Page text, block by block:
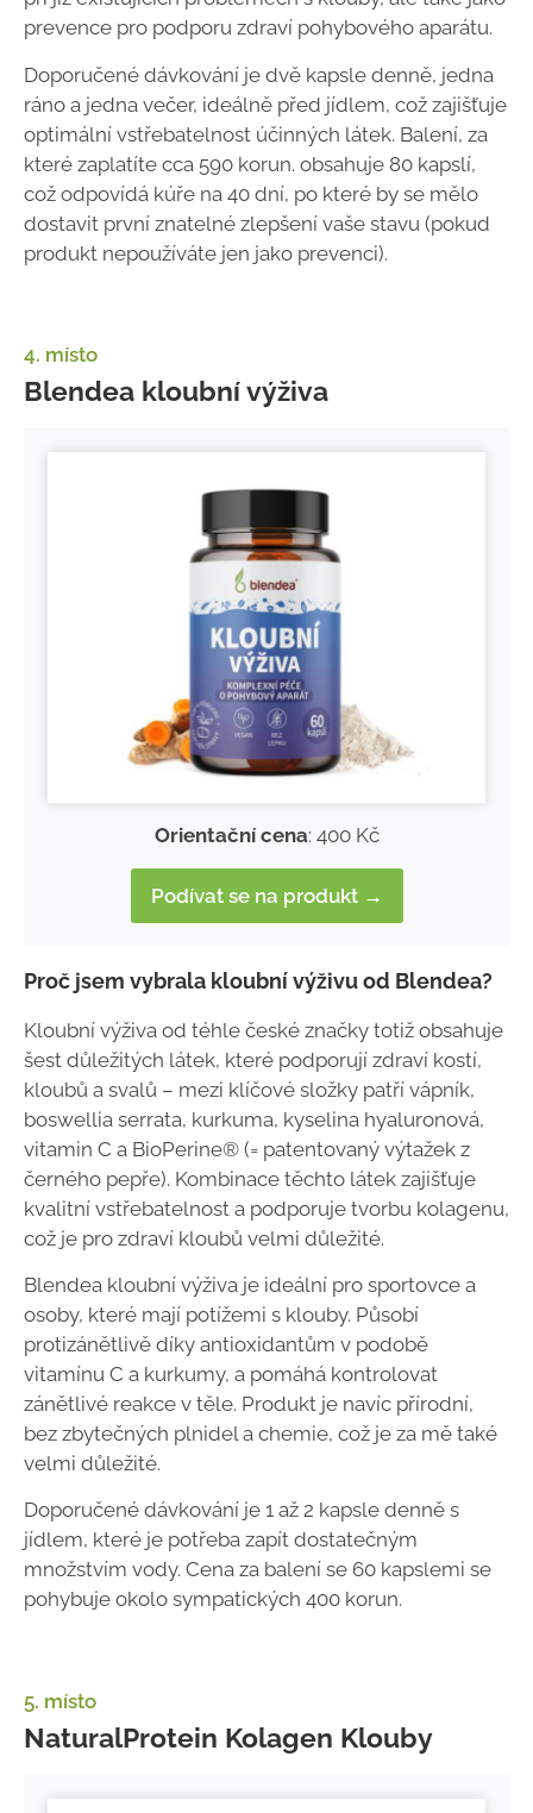
prevence pro podporu zdraví pohybového aparátu.
Doporučené dávkování je dvě kapsle denně, jedna
ráno a jedna večer, ideálně před jídlem, což zajišťuje
optimální vstřebatelnost účinných látek. Balení, za
které zaplatíte cca 590 korun. obsahuje 80 kapslí,
což odpovídá kúře na 40 dní, po které by se mělo
dostavit první znatelné zlepšení vaše stavu (pokud
produkt nepoužíváte jen jako prevenci).
4. místo
Blendea kloubní výživa
Orientační cena: 400 Kč
Podívat se na produkt →
Proč jsem vybrala kloubní výživu od Blendea?
Kloubní výživa od téhle české značky totiž obsahuje
šest důležitých látek, které podporují zdraví kostí,
kloubů a svalů – mezi klíčové složky patří vápník,
boswellia serrata, kurkuma, kyselina hyaluronová,
vitamin C a BioPerine® (= patentovaný výtažek z
černého pepře). Kombinace těchto látek zajišťuje
kvalitní vstřebatelnost a podporuje tvorbu kolagenu,
což je pro zdraví kloubů velmi důležité.
Blendea kloubní výživa je ideální pro sportovce a
osoby, které mají potížemi s klouby. Působí
protizánětlivě díky antioxidantům v podobě
vitamínu C a kurkumy, a pomáhá kontrolovat
zánětlivé reakce v těle. Produkt je navíc přírodní,
bez zbytečných plnidel a chemie, což je za mě také
velmi důležité.
Doporučené dávkování je 1 až 2 kapsle denně s
jídlem, které je potřeba zapít dostatečným
množstvím vody. Cena za balení se 60 kapslemi se
pohybuje okolo sympatických 400 korun.
5. místo
NaturalProtein Kolagen Klouby